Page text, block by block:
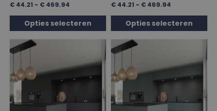
€ 44.21 - € 469.94
Opties selecteren
€ 44.21 - € 469.94
Opties selecteren